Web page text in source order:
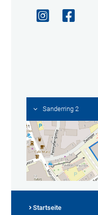
Sanderring 2
Startseite